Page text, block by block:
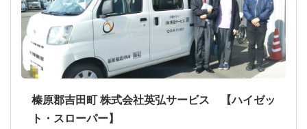
榛原郡吉田町 株式会社英弘サービス 【ハイゼッ
ト・スローパー】